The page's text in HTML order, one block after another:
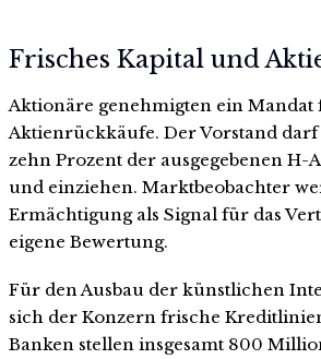
Frisches Kapital und
Aktionäre genehmigten ein Mandat
Aktienrückkäufe. Der Vorstand
zehn Prozent der ausgegebenen H-
und einziehen. Marktbeobachter
Ermächtigung als Signal für das
eigene Bewertung.
Für den Ausbau der künstlichen
sich der Konzern frische
Banken stellen insgesamt 800